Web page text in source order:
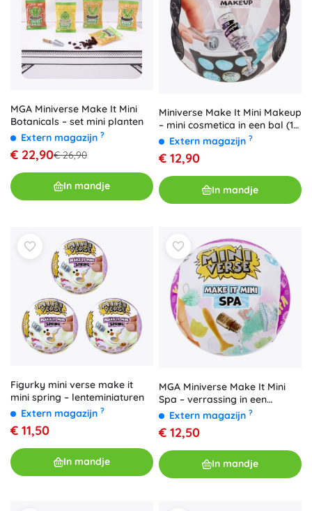
MGA Miniverse Make It Mini
Botanicals – set mini planten
Extern magazijn ?
€ 22,90€ 26,90
In mandje
Miniverse Make It Mini Makeup
– mini cosmetica in een bal (1
stuk)Extern magazijn ?
€ 12,90
In mandje
Figurky mini verse make it
mini spring – lenteminiaturen
Extern magazijn ?
€ 11,50
In mandje
MGA Miniverse Make It Mini
Spa – verrassing in een
capsule (1 stuk)
Extern magazijn ?
€ 12,50
In mandje